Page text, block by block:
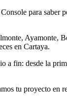
para saber
en Cartaya.
fin: desde la
tu proyecto en